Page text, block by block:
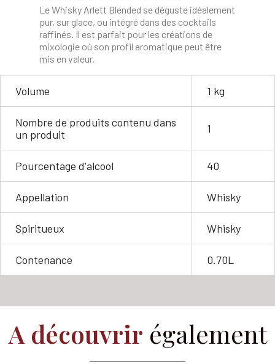
Le Whisky Arlett Blended se déguste idéalement
pur, sur glace, ou intégré dans des cocktails
raffinés. Il est parfait pour les créations de
mixologie où son profil aromatique peut être
mis en valeur.
Volume 1 kg
Nombre de produits contenu dans
un produit
1
Pourcentage d'alcool 40
Appellation Whisky
Spiritueux Whisky
Contenance 0.70L
A découvrir également